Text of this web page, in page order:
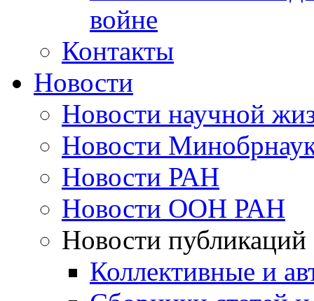
войне
Контакты
Новости
Новости научной
Новости
Новости РАН
Новости ООН РАН
Новости публикаций
Коллективные и